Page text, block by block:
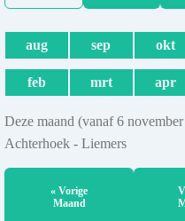
aug sep okt
feb mrt apr
Deze maand (vanaf 6
Achterhoek - Liemers
« Vorige
Maand